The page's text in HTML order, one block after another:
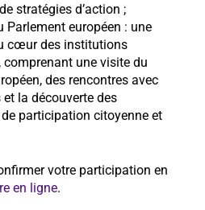
stratégies d’action ;
Parlement européen : une
cœur des institutions
comprenant une visite du
des rencontres avec
et la découverte des
participation citoyenne et
votre participation en
en ligne.